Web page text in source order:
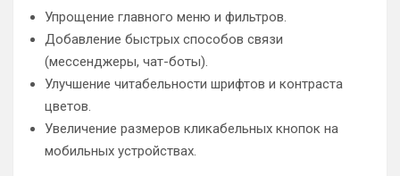
Упрощение главного меню и фильтров.
Добавление быстрых способов связи
(мессенджеры, чат-боты).
Улучшение читабельности шрифтов и контраста
цветов.
Увеличение размеров кликабельных кнопок на
мобильных устройствах.